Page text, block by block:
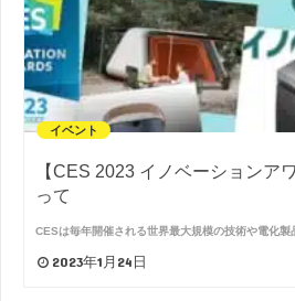
イベント
【CES 2023 イノベーションア
って
CESは毎年開催される世界最大規模の技術や電化
2023年1月24日